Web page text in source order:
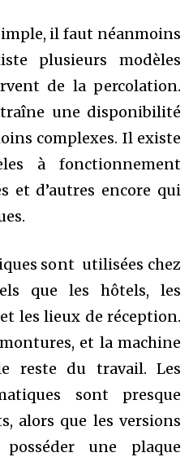
il faut néanmoins
plusieurs modèles
de la percolation.
une disponibilité
complexes. Il existe
à fonctionnement
et d’autres encore qui
sont utilisées chez
que les hôtels, les
les lieux de réception.
et la machine
reste du travail. Les
sont presque
alors que les versions
une plaque